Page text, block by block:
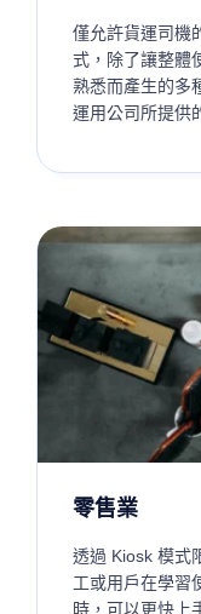
僅允許貨運司機
式，除了讓整體
熟悉而產生的多
運用公司所提供
零售業
透過 Kiosk 模式
工或用戶在學習
時，可以更快上